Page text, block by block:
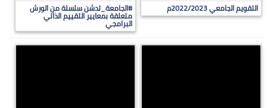
التقويم الجامعي 2022/2023م #الجامعة_تدشن سلسلة من الورش
متعلقة بمعايير التقييم الذاتي
البرامجي